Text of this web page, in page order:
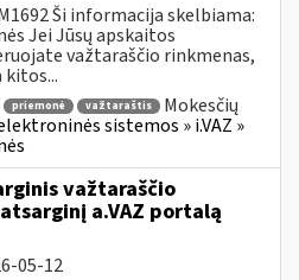
Ši informacija skelbiama:
Jei Jūsų apskaitos
važtaraščio rinkmenas,
kitos...
priemonė važtaraštis
Mokesčių
sistemos » i.VAZ »
važtaraščio
a.VAZ portalą
05-12